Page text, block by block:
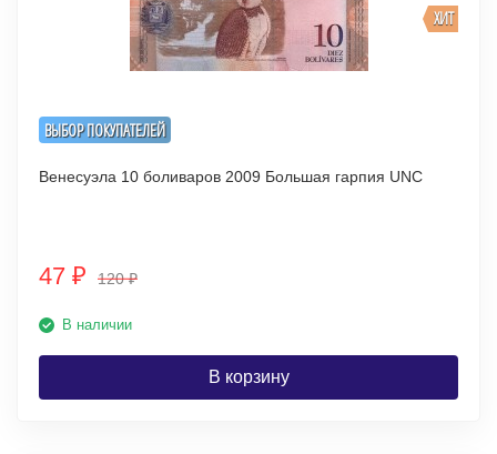
ВЫБОР ПОКУПАТЕЛЕЙ
ХИТ
Венесуэла 10 боливаров 2009 Большая гарпия UNC
47 ₽ 120₽
В наличии
В корзину